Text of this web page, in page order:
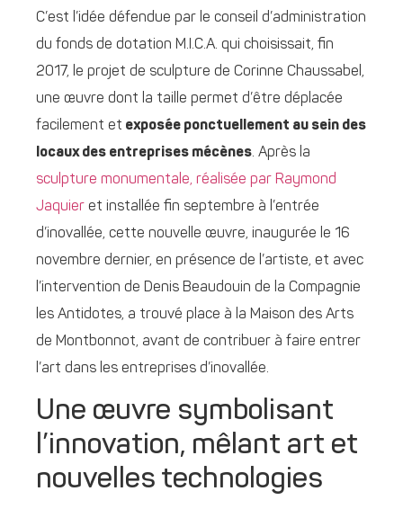
C’est l’idée défendue par le conseil d’administration
du fonds de dotation M.I.C.A. qui choisissait, fin
2017, le projet de sculpture de Corinne Chaussabel,
une œuvre dont la taille permet d’être déplacée
facilement et exposée ponctuellement au sein des
locaux des entreprises mécènes. Après la
sculpture monumentale, réalisée par Raymond
Jaquier et installée fin septembre à l’entrée
d’inovallée, cette nouvelle œuvre, inaugurée le 16
novembre dernier, en présence de l’artiste, et avec
l’intervention de Denis Beaudouin de la Compagnie
les Antidotes, a trouvé place à la Maison des Arts
de Montbonnot, avant de contribuer à faire entrer
l’art dans les entreprises d’inovallée.
Une œuvre symbolisant
l’innovation, mêlant art et
nouvelles technologies